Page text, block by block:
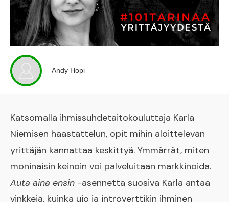
Andy Hopi
Katsomalla ihmissuhdetaitokouluttaja Karla
Niemisen haastattelun, opit mihin aloittelevan
yrittäjän kannattaa keskittyä. Ymmärrät, miten
moninaisin keinoin voi palveluitaan markkinoida.
Auta aina ensin -asennetta suosiva Karla antaa
vinkkejä, kuinka ujo ja introverttikin ihminen